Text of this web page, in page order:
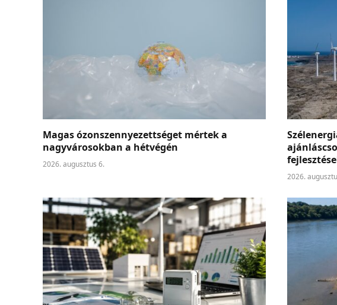
Magas ózonszennyezettséget mértek a
nagyvárosokban a hétvégén
2026. augusztus 6.
2026.